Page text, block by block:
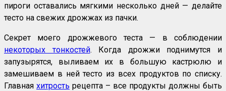
пироги оставались мягкими несколько дней — делайте
тесто на свежих дрожжах из пачки.
Секрет моего дрожжевого теста — в соблюдении
некоторых тонкостей. Когда дрожжи поднимутся и
запузырятся, выливаем их в большую кастрюлю и
замешиваем в ней тесто из всех продуктов по списку.
Главная хитрость рецепта – все продукты должны быть